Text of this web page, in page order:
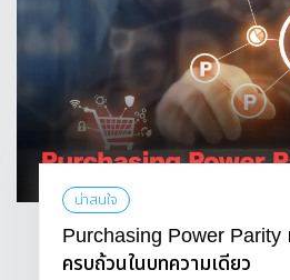
น่าสนใจ
Purchasing Power Parity
ครบถ้วนในบทความเดียว